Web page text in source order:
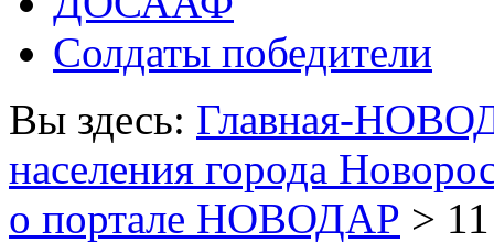
Солдаты победители
Вы здесь: Главная-
населения города
о портале НОВОДАР >